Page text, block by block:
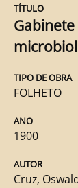
TÍTULO
TIPO DE OBRA
FOLHETO
ANO
1900
AUTOR
Cruz,